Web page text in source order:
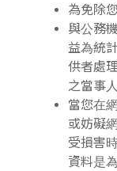
為免除
與公務
益為統
供者處
之當事人
當您在
或妨礙
受損害
資料是